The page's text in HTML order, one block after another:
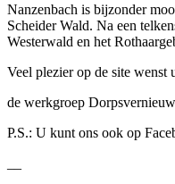
Nanzenbach is bijzonder
Scheider Wald. Na een
Westerwald en het
Veel plezier op de site wenst
de werkgroep
P.S.: U kunt ons ook op